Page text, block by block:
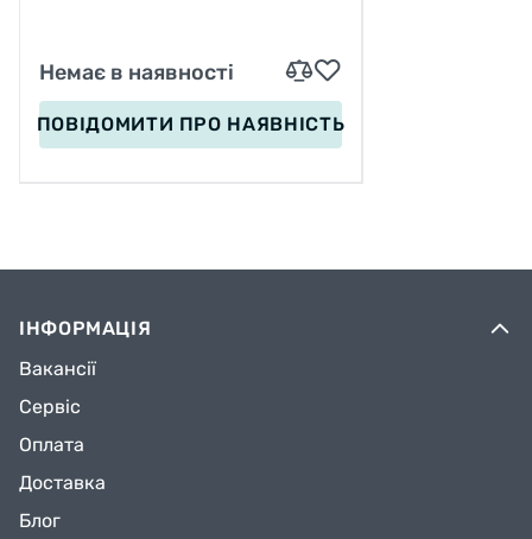
Немає в наявності
ПОВІДОМИТИ ПРО НАЯВНІСТЬ
ІНФОРМАЦІЯ
Вакансії
Сервіс
Оплата
Доставка
Блог